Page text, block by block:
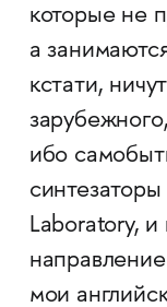
которые не
а
кстати,
ибо
Laboratory,
мои